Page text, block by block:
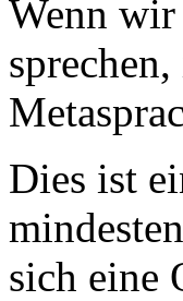
Wenn
Dies ist
sich eine